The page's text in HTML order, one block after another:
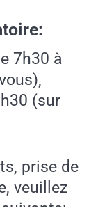
7h30 à
(sur
prise de
veuillez